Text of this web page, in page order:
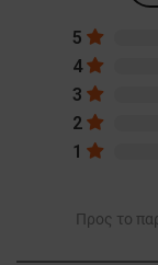
5
4
3
2
1
Προς το